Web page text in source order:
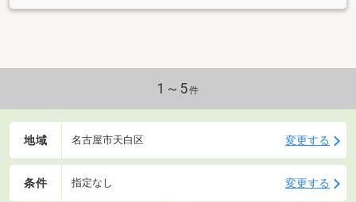
1～5件
地域 名古屋市天白区 変更する
条件 指定なし 変更する